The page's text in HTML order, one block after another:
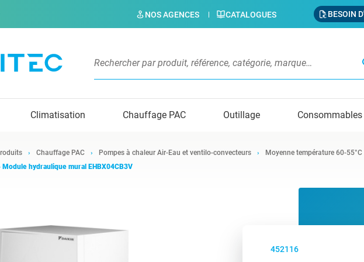
NOS AGENCES CATALOGUES BESOIN
Climatisation Chauffage PAC Outillage Consommables
Chauffage PAC Pompes à chaleur Air-Eau et ventilo-convecteurs
Moyenne température 60-55°C
Module hydraulique mural EHBX04CB3V
452116